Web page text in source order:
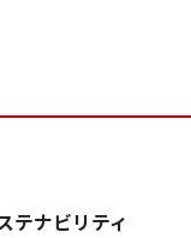
テナビリティ